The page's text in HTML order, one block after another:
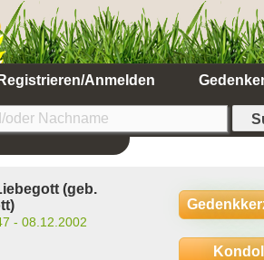
Registrieren/Anmelden
(geb.
- 08.12.2002